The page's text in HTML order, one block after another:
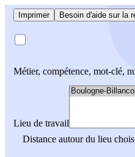
Imprimer Besoin d'aide sur la
Métier, compétence, mot-clé,
Lieu de travail
Distance autour du lieu